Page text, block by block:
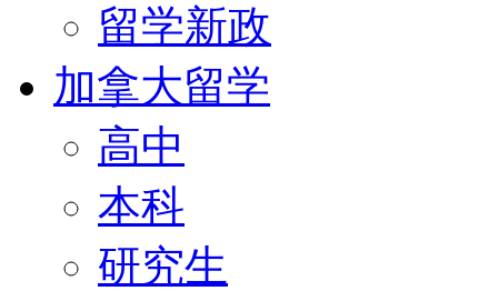
留学新政
加拿大留学
高中
本科
研究生